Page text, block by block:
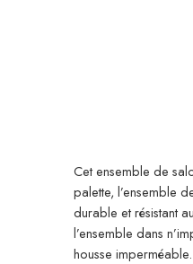
Cet ensemble de
palette, l’ensemble
durable et résistant
l’ensemble dans
housse imperméable.